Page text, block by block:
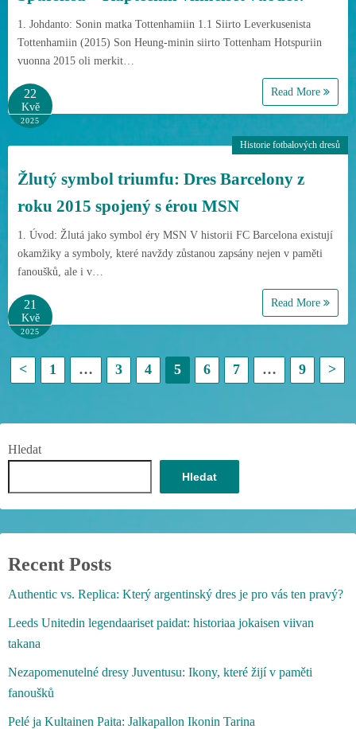
1. Johdanto: Sonin matka Tottenhamiin 1.1 Siirto Leverkusenista
Tottenhamiin (2015) Son Heung-minin siirto Tottenham Hotspuriin
vuonna 2015 oli merkit…
Read More
22
Kvě
2025
Žlutý symbol triumfu: Dres Barcelony z
roku 2015 spojený s érou MSN
1. Úvod: Žlutá jako symbol éry MSN V historii FC Barcelona existují
okamžiky a symboly, které navždy zůstanou zapsány nejen v paměti
fanoušků, ale i v…
Read More
Historie fotbalových dresů
21
Kvě
2025
á
n
o
v
á
n
í
p
< 1 … 3 4 5 6 7 … 9 >
Hledat
Hledat
Recent Posts
Authentic vs. Replica: Který argentinský dres je pro vás ten pravý?
Leeds Unitedin legendaariset paidat: historiaa jokaisen viivan
takana
Nezapomenutelné dresy Juventusu: Ikony, které žijí v paměti
fanoušků
Pelé ja Kultainen Paita: Jalkapallon Ikonin Tarina